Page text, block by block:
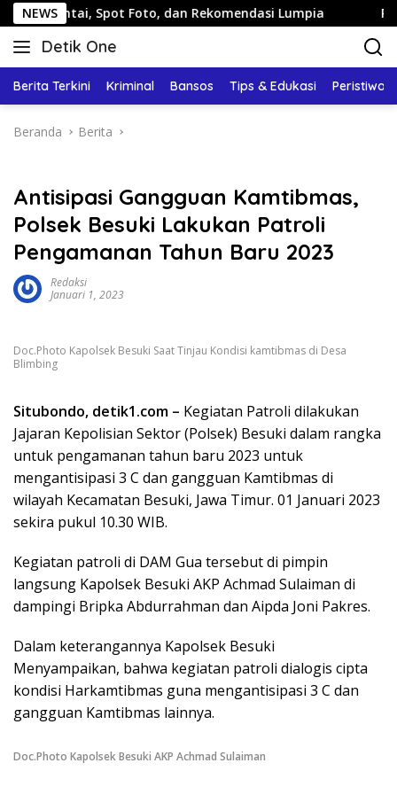
Langsung
ke
konten
NEWS
Santai, Spot Foto, dan Rekomendasi Lumpia
Detik One
Tajam
Fakta
Berita Terkini Kriminal Bansos Tips & Edukasi Peristiwa
Beranda Berita
Antisipasi Gangguan Kamtibmas,
Polsek Besuki Lakukan Patroli
Pengamanan Tahun Baru 2023
Redaksi
Januari 1, 2023
Doc.Photo Kapolsek Besuki Saat Tinjau Kondisi kamtibmas di Desa
Blimbing
Situbondo, detik1.com – Kegiatan Patroli dilakukan
Jajaran Kepolisian Sektor (Polsek) Besuki dalam rangka
untuk pengamanan tahun baru 2023 untuk
mengantisipasi 3 C dan gangguan Kamtibmas di
wilayah Kecamatan Besuki, Jawa Timur. 01 Januari 2023
sekira pukul 10.30 WIB.
Kegiatan patroli di DAM Gua tersebut di pimpin
langsung Kapolsek Besuki AKP Achmad Sulaiman di
dampingi Bripka Abdurrahman dan Aipda Joni Pakres.
Dalam keterangannya Kapolsek Besuki
Menyampaikan, bahwa kegiatan patroli dialogis cipta
kondisi Harkamtibmas guna mengantisipasi 3 C dan
gangguan Kamtibmas lainnya.
Doc.Photo Kapolsek Besuki AKP Achmad Sulaiman